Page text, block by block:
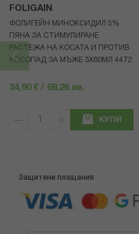
FOLIGAIN
ФОЛИГЕЙН МИНОКСИДИЛ 5%
ПЯНА ЗА СТИМУЛИРАНЕ
РАСТЕЖА НА КОСАТА И ПРОТИВ
КОСОПАД ЗА МЪЖЕ 3X60МЛ 4472
34,90 € / 68.26 лв.
КУПИ
Защитени плащания